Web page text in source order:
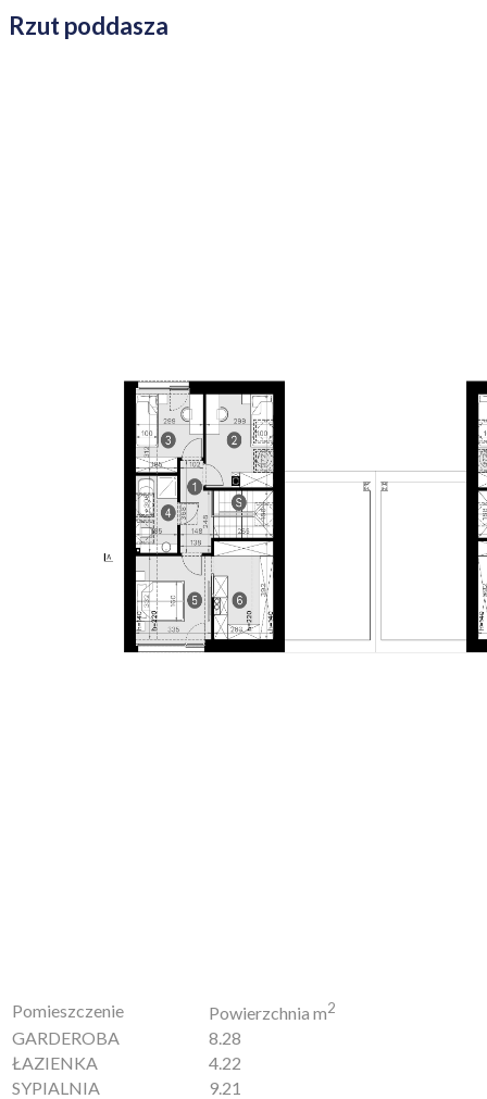
Rzut poddasza
Pomieszczenie Powierzchnia m2
GARDEROBA
8.28
ŁAZIENKA
4.22
SYPIALNIA
9.21